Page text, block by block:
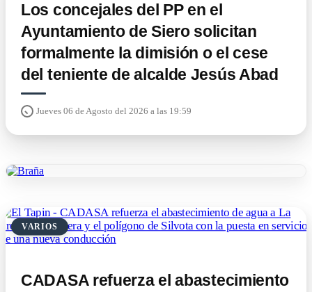
Los concejales del PP en el
Ayuntamiento de Siero solicitan
formalmente la dimisión o el cese
del teniente de alcalde Jesús Abad
Jueves 06 de Agosto del 2026 a las 19:59
VARIOS
CADASA refuerza el abastecimiento